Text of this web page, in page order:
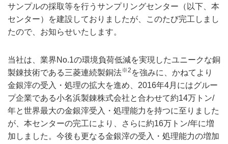
サンプルの採取等を行うサンプリングセンター（以下、本
センター）を建設しておりましたが、このたび完工しまし
たので、お知らせいたします。
当社は、業界No.1の環境負荷低減を実現したユニークな銅
製錬技術である三菱連続製銅法※2 を強みに、かねてより
金銀滓の受入・処理の拡大を進め、2016年4月にはグルー
プ企業である小名浜製錬株式会社と合わせて約14万トン/
年と世界最大の金銀滓受入・処理能力を持つに至りました
が、本センターの完工により、さらに約16万トン/年に増
加しました。今後も更なる金銀滓の受入・処理能力の増加